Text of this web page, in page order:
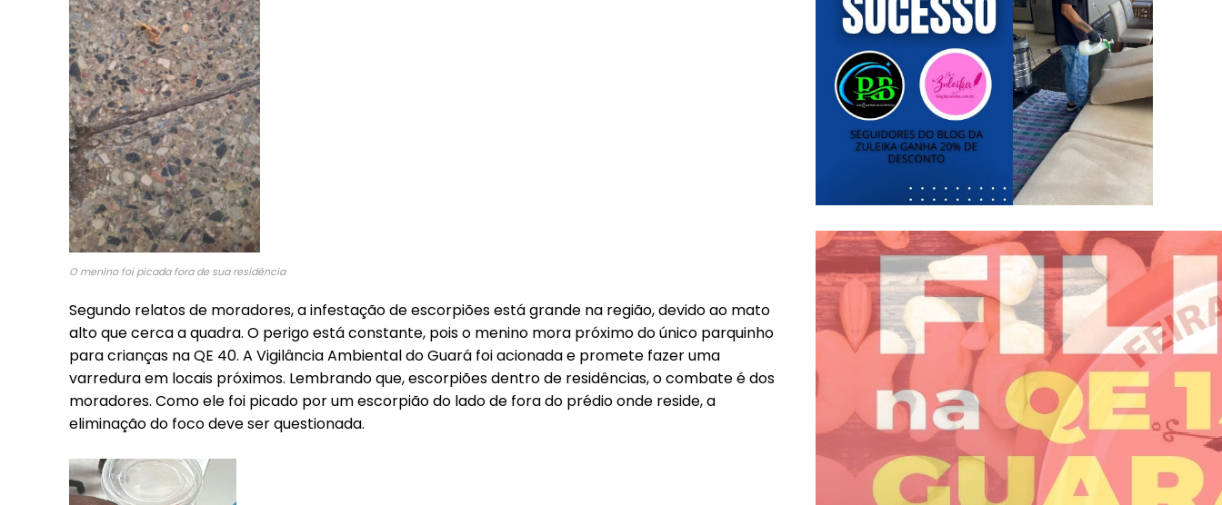
Free
Included for free:
Etiam est nibh, lobortis sit
Ut mollis pellentesque tortor
Nullam eu erat condimentum
Donec quis est ac felis
Orci varius natoque dolor
Ut mollis pellentesque tortor
Nullam eu erat condimentum
Donec quis est ac felis
Orci varius natoque dolor
O menino foi picada fora de sua residência
Segundo relatos de moradores, a infestação de escorpiões está grande na região, devido ao mato
alto que cerca a quadra. O perigo está constante, pois o menino mora próximo do único parquinho
para crianças na QE 40. A Vigilância Ambiental do Guará foi acionada e promete fazer uma
varredura em locais próximos. Lembrando que, escorpiões dentro de residências, o combate é dos
moradores. Como ele foi picado por um escorpião do lado de fora do prédio onde reside, a
eliminação do foco deve ser questionada.